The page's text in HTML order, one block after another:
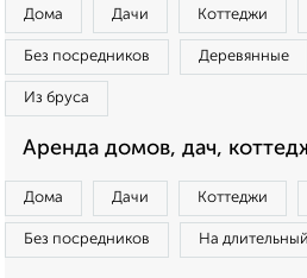
Дома Дачи Коттеджи
Без посредников Деревянные
Из бруса
Аренда домов, дач,
Дома Дачи Коттеджи
Без посредников На